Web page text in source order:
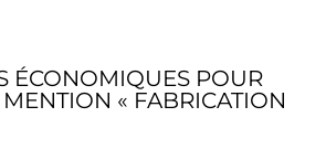
ÉCONOMIQUES POUR
« FABRICATION